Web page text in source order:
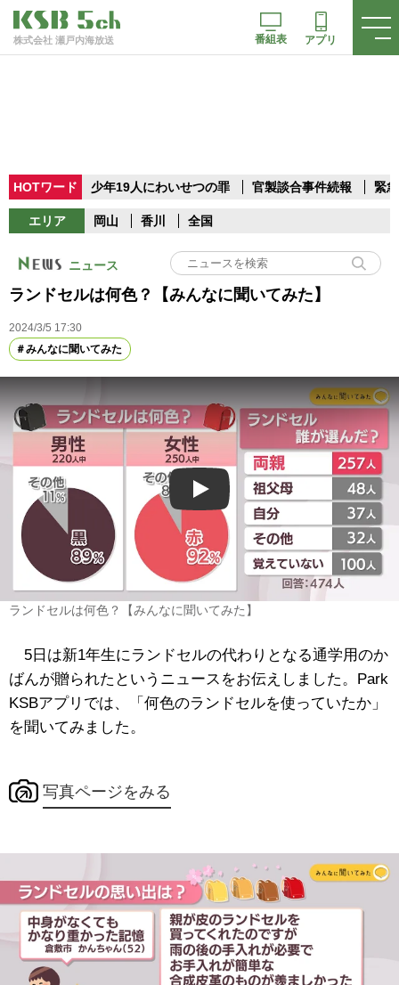
株式会社 瀬戸内海放送 番組表 アプリ
HOTワード 少年19人にわいせつの罪 官製談合事件続報 緊
エリア 岡山 香川 全国
ニュース
ランドセルは何色？【みんなに聞いてみた】
2024/3/5 17:30
みんなに聞いてみた
Play
ランドセルは何色？【みんなに聞いてみた】
5日は新1年生にランドセルの代わりとなる通学用のか
ばんが贈られたというニュースをお伝えしました。Park
KSBアプリでは、「何色のランドセルを使っていたか」
を聞いてみました。
写真ページをみる